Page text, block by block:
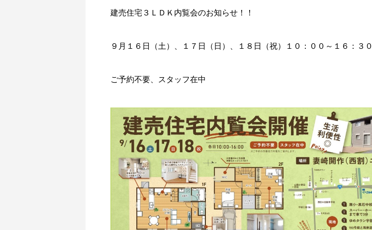
建売住宅３ＬＤＫ内覧会のお知らせ！！
９月１６日（土）、１７日（日）、１８日（祝）１０：００～１６：３０
ご予約不要、スタッフ在中